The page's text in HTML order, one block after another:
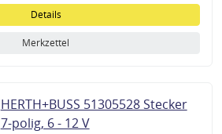
Details
Merkzettel
HERTH+BUSS 51305528 Stecker
7-polig, 6 - 12 V